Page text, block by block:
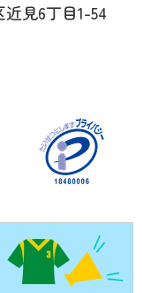
見6丁目1-54